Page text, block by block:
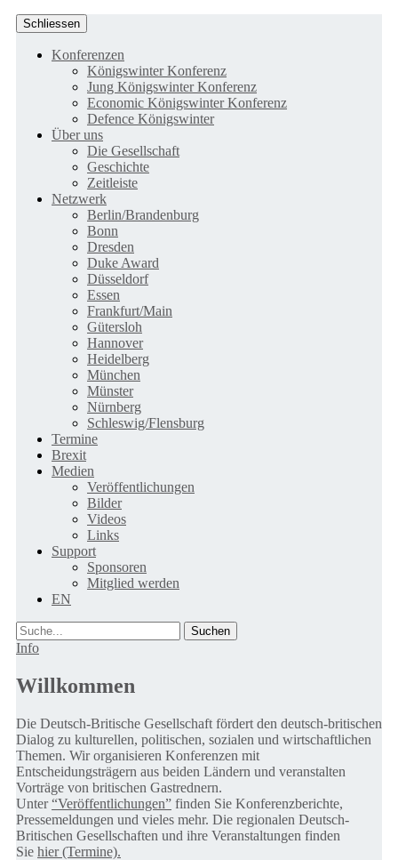
Schliessen
Konferenzen
Königswinter Konferenz
Jung Königswinter Konferenz
Economic Königswinter Konferenz
Defence Königswinter
Über uns
Die Gesellschaft
Geschichte
Zeitleiste
Netzwerk
Berlin/Brandenburg
Bonn
Dresden
Duke Award
Düsseldorf
Essen
Frankfurt/Main
Gütersloh
Hannover
Heidelberg
München
Münster
Nürnberg
Schleswig/Flensburg
Termine
Brexit
Medien
Veröffentlichungen
Bilder
Videos
Links
Support
Sponsoren
Mitglied werden
EN
Suche
Info
Willkommen
Die Deutsch-Britische Gesellschaft fördert den deutsch-britischen
Dialog zu kulturellen, politischen, sozialen und wirtschaftlichen
Themen. Wir organisieren Konferenzen mit
Entscheidungsträgern aus beiden Ländern und veranstalten
Vorträge von britischen Gastrednern.
Unter“Veröffentlichungen” finden Sie Konferenzberichte,
Pressemeldungen und vieles mehr. Die regionalen Deutsch-
Britischen Gesellschaften und ihre Veranstaltungen finden
Sie hier (Termine).